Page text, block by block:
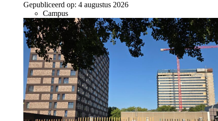
Gepubliceerd op: 4 augustus 2026
Campus